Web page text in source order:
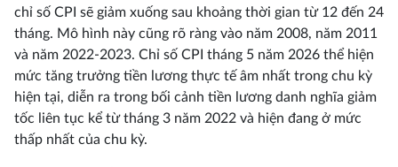
chỉ số CPI sẽ giảm xuống sau khoảng thời gian từ 12 đến 24
tháng. Mô hình này cũng rõ ràng vào năm 2008, năm 2011
và năm 2022-2023. Chỉ số CPI tháng 5 năm 2026 thể hiện
mức tăng trưởng tiền lương thực tế âm nhất trong chu kỳ
hiện tại, diễn ra trong bối cảnh tiền lương danh nghĩa giảm
tốc liên tục kể từ tháng 3 năm 2022 và hiện đang ở mức
thấp nhất của chu kỳ.